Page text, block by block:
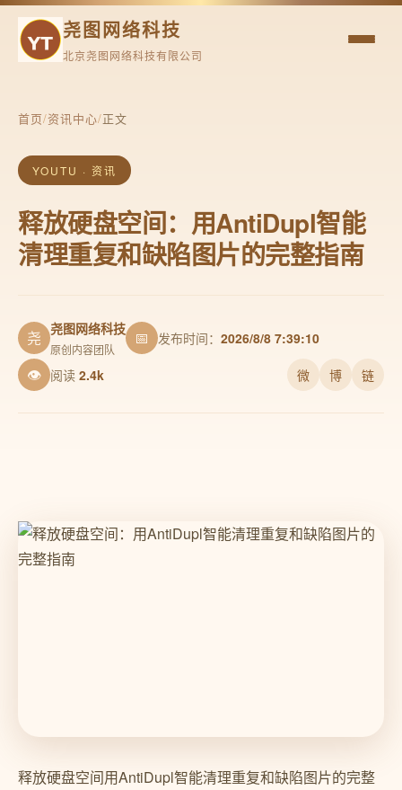
尧图网络科技
北京尧图网络科技有限公司
首页/资讯中心/正文
YOUTU · 资讯
释放硬盘空间：用AntiDupl智能
清理重复和缺陷图片的完整指南
尧 尧图网络科技
原创内容团队
📅 发布时间： 2026/8/8 7:39:10
👁 阅读 2.4k 微 博 链
释放硬盘空间用AntiDupl智能清理重复和缺陷图片的完整